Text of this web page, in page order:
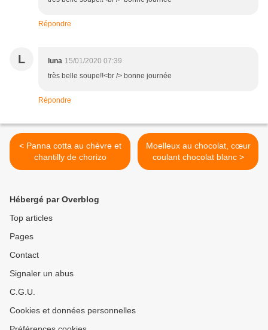
Répondre
L luna 15/01/2020 07:39
très belle soupe!!<br /> bonne journée
Répondre
< Panna cotta au chèvre et
chantilly de chorizo
Moelleux au chocolat, cœur
coulant chocolat blanc >
Hébergé par Overblog
Top articles
Pages
Contact
Signaler un abus
C.G.U.
Cookies et données personnelles